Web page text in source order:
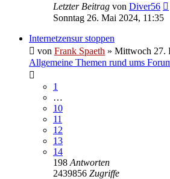
Letzter Beitrag von Diver56
Sonntag 26. Mai 2024, 11:35
Internetzensur stoppen
von Frank Spaeth » Mittwoch 27.
Allgemeine Themen rund ums
1
…
10
11
12
13
14
198 Antworten
2439856 Zugriffe